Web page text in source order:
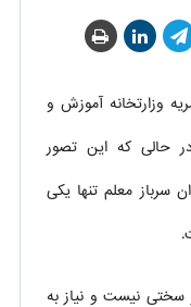
وزارتخانه آموزش و
حالی که این تصور
معلم تنها یکی
سختی نیست و نیاز به